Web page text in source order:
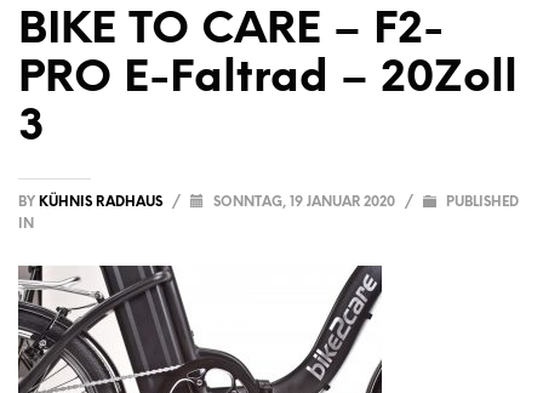
BIKE TO CARE – F2-
PRO E-Faltrad – 20Zoll
3
BY KÜHNIS RADHAUS / SONNTAG, 19 JANUAR 2020 /
PUBLISHED
IN